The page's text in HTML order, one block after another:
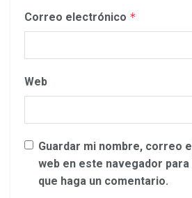
Correo electrónico *
Web
Guardar mi nombre, correo
web en este navegador
que haga un comentario.